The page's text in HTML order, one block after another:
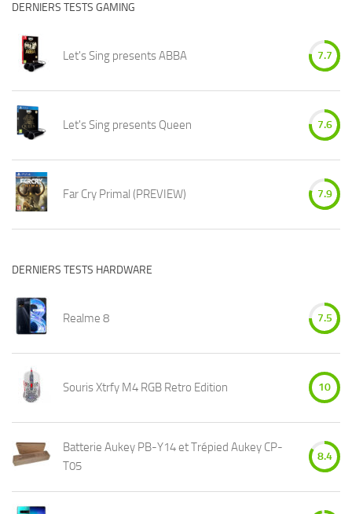
DERNIERS TESTS GAMING
Let's Sing presents ABBA 7.7
Let's Sing presents Queen 7.6
Far Cry Primal (PREVIEW) 7.9
DERNIERS TESTS HARDWARE
Realme 8 7.5
Souris Xtrfy M4 RGB Retro Edition 10
Batterie Aukey PB-Y14 et Trépied Aukey CP-
T05
8.4